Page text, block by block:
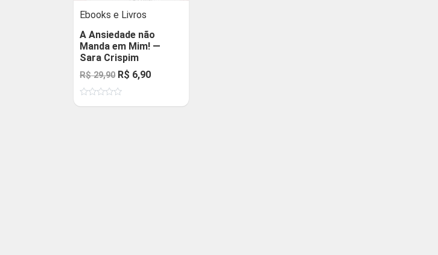
Ebooks e Livros
A Ansiedade não
Manda em Mim! —
Sara Crispim
R$29,90 O
preço
original
R$ 6,90O
atual